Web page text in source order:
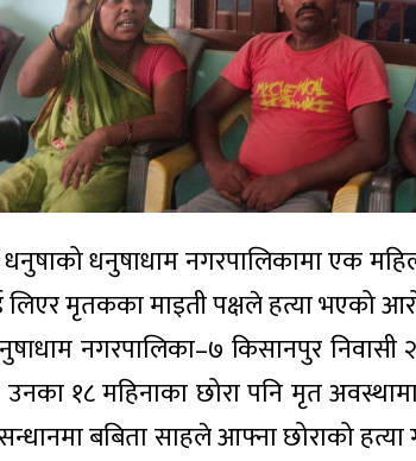
धनुषाधाम नगरपालिकामा एक
मृतकका माइती पक्षले हत्या भएको
नगरपालिका–७ किसानपुर निवासी
१८ महिनाका छोरा पनि मृत
बबिता साहले आफ्ना छोराको